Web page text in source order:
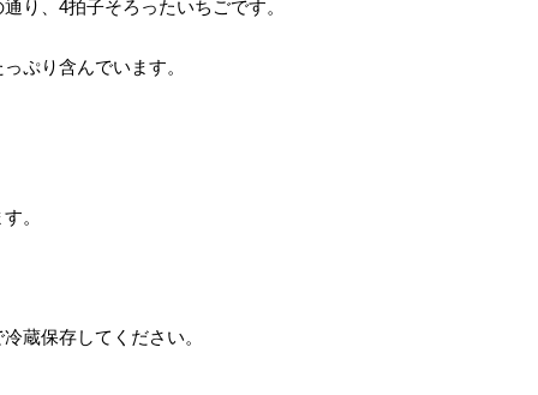
り、4拍子そろったいちごです。
ぷり含んでいます。
。
蔵保存してください。